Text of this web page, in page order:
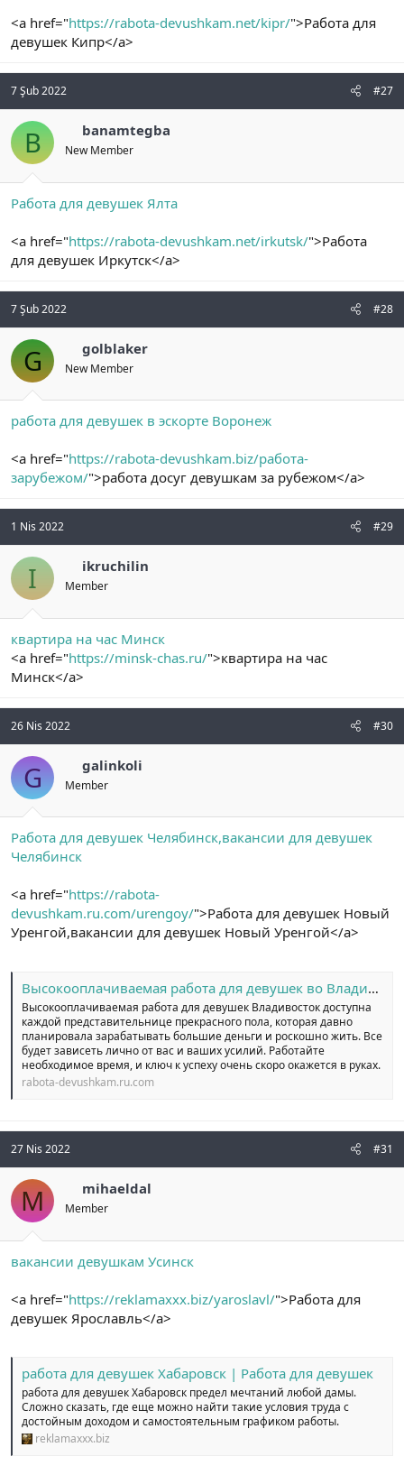
<a href="https://rabota-devushkam.net/kipr/">Работа для
девушек Кипр</a>
7 Şub 2022 #27
B banamtegba
New Member
Работа для девушек Ялта
<a href="https://rabota-devushkam.net/irkutsk/">Работа
для девушек Иркутск</a>
7 Şub 2022 #28
G golblaker
New Member
работа для девушек в эскорте Воронеж
<a href="https://rabota-devushkam.biz/работа-
зарубежом/">работа досуг девушкам за рубежом</a>
1 Nis 2022 #29
I ikruchilin
Member
квартира на час Минск
<a href="https://minsk-chas.ru/">квартира на час
Минск</a>
26 Nis 2022 #30
G galinkoli
Member
Работа для девушек Челябинск,вакансии для девушек
Челябинск
<a href="https://rabota-
devushkam.ru.com/urengoy/">Работа для девушек Новый
Уренгой,вакансии для девушек Новый Уренгой</a>
Высокооплачиваемая работа для девушек во Владивостоке
Высокооплачиваемая работа для девушек Владивосток доступна
каждой представительнице прекрасного пола, которая давно
планировала зарабатывать большие деньги и роскошно жить. Все
будет зависеть лично от вас и ваших усилий. Работайте
необходимое время, и ключ к успеху очень скоро окажется в руках.
rabota-devushkam.ru.com
27 Nis 2022 #31
M mihaeldal
Member
вакансии девушкам Усинск
<a href="https://reklamaxxx.biz/yaroslavl/">Работа для
девушек Ярославль</a>
работа для девушек Хабаровск | Работа для девушек
работа для девушек Хабаровск предел мечтаний любой дамы.
Сложно сказать, где еще можно найти такие условия труда с
достойным доходом и самостоятельным графиком работы.
reklamaxxx.biz